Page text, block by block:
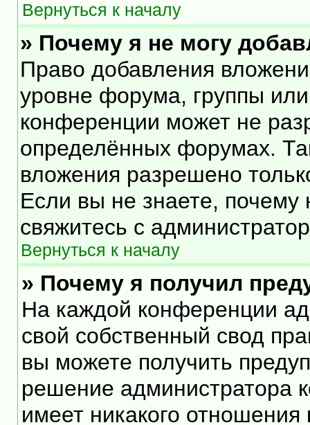
Вернуться к началу
» Почему я не могу
Право добавления
уровне форума, группы
конференции может не
определённых форумах.
вложения разрешено
Если вы не знаете,
свяжитесь с
Вернуться к началу
» Почему я получил
На каждой конференции
свой собственный свод
вы можете получить
решение администратора
имеет никакого